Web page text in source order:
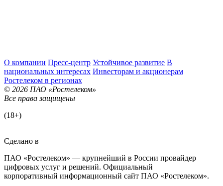
О компании Пресс-центр Устойчивое развитие В
национальных интересах Инвесторам и акционерам
Ростелеком в регионах
© 2026 ПАО «Ростелеком»
Все права защищены
(18+)
Сделано в
ПАО «Ростелеком» — крупнейший в России провайдер
цифровых услуг и решений. Официальный
корпоративный информационный сайт ПАО «Ростелеком».